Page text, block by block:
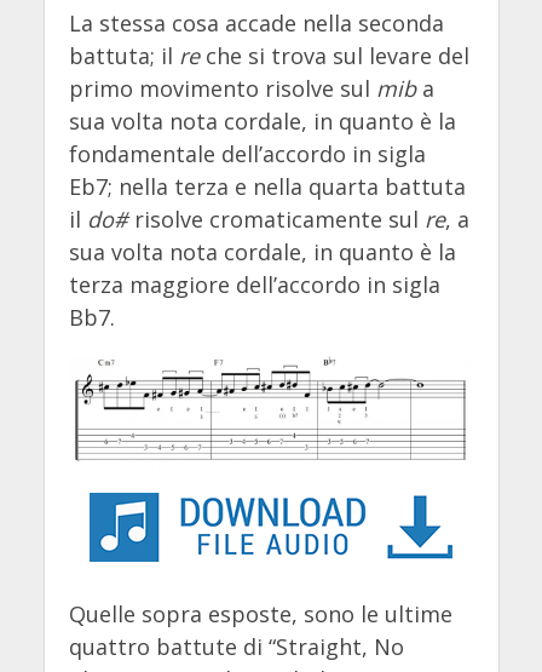
La stessa cosa accade nella seconda
battuta; il reche si trova sul levare del
primo movimento risolve sul miba
sua volta nota cordale, in quanto è la
fondamentale dell’accordo in sigla
Eb7; nella terza e nella quarta battuta
il do#risolve cromaticamente sul re, a
sua volta nota cordale, in quanto è la
terza maggiore dell’accordo in sigla
Bb7.
Quelle sopra esposte, sono le ultime
quattro battute di “Straight, No